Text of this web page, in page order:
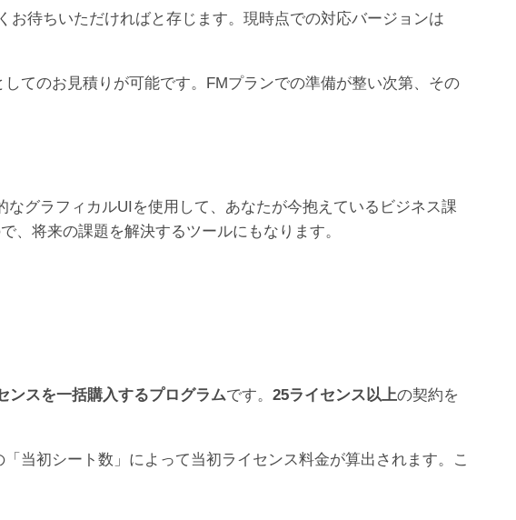
待ちいただければと存じます。現時点での対応バージョンは
てのお見積りが可能です。FMプランでの準備が整い次第、その
グラフィカルUIを使用して、あなたが今抱えているビジネス課
、将来の課題を解決するツールにもなります。
ンスを一括購入するプログラムです。 25ライセンス以上の契約を
当初シート数」によって当初ライセンス料金が算出されます。こ